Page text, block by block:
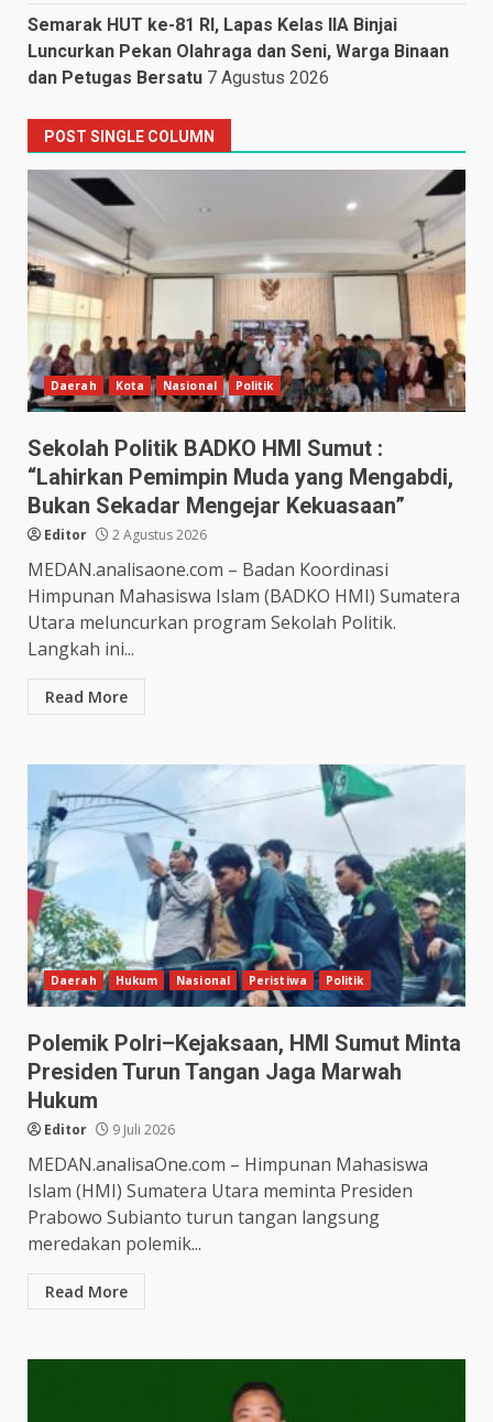
Semarak HUT ke-81 RI, Lapas Kelas IIA Binjai
Luncurkan Pekan Olahraga dan Seni, Warga Binaan
dan Petugas Bersatu 7 Agustus 2026
POST SINGLE COLUMN
Daerah Kota Nasional Politik
Sekolah Politik BADKO HMI Sumut :
“Lahirkan Pemimpin Muda yang Mengabdi,
Bukan Sekadar Mengejar Kekuasaan”
Editor 2 Agustus 2026
MEDAN.analisaone.com – Badan Koordinasi
Himpunan Mahasiswa Islam (BADKO HMI) Sumatera
Utara meluncurkan program Sekolah Politik.
Langkah ini...
Read More
Daerah Hukum Nasional Peristiwa Politik
Polemik Polri–Kejaksaan, HMI Sumut Minta
Presiden Turun Tangan Jaga Marwah
Hukum
Editor 9 Juli 2026
MEDAN.analisaOne.com – Himpunan Mahasiswa
Islam (HMI) Sumatera Utara meminta Presiden
Prabowo Subianto turun tangan langsung
meredakan polemik...
Read More